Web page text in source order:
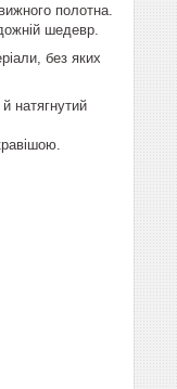
полотна.
шедевр.
без яких
натягнутий